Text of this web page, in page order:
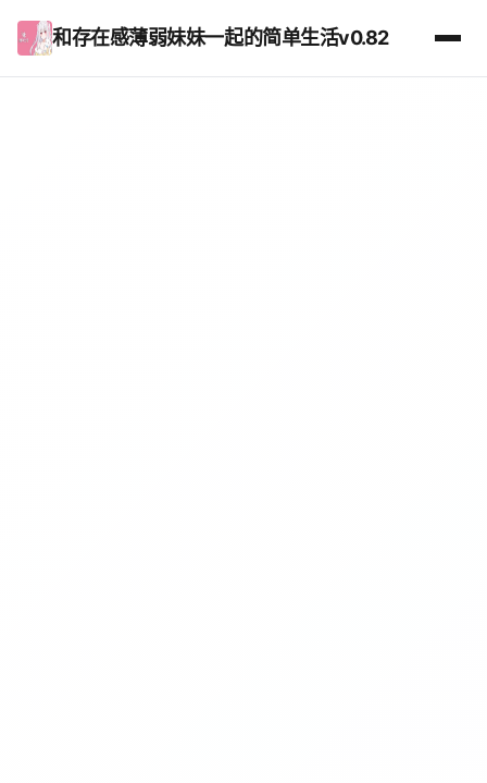
和存在感薄弱妹妹一起的简单生活v0.82